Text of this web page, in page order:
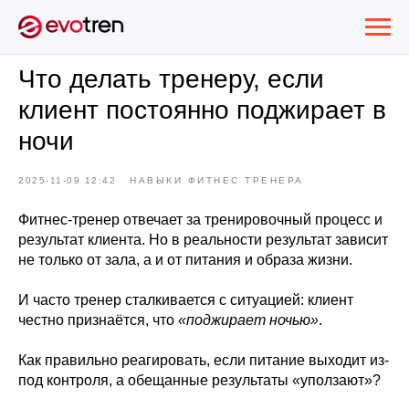
Что делать тренеру, если
клиент постоянно поджирает в
ночи
2025-11-09 12:42 НАВЫКИ ФИТНЕС ТРЕНЕРА
Фитнес-тренер отвечает за тренировочный процесс и
результат клиента. Но в реальности результат зависит
не только от зала, а и от питания и образа жизни.
И часто тренер сталкивается с ситуацией: клиент
честно признаётся, что «поджирает ночью».
Как правильно реагировать, если питание выходит из-
под контроля, а обещанные результаты «уползают»?